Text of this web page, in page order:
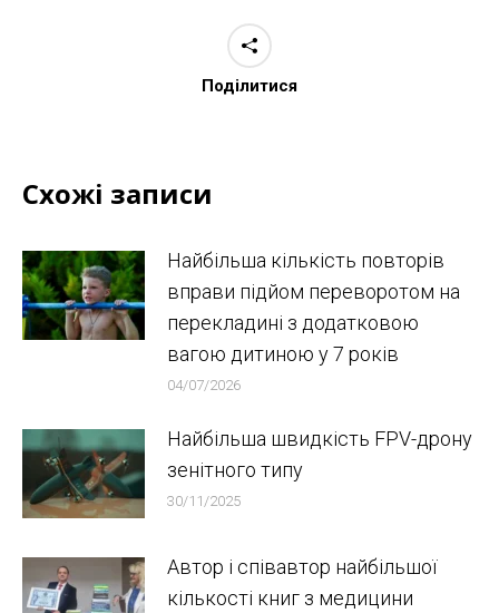
Поділитися
Схожі записи
Найбільша кількість повторів
вправи підйом переворотом на
перекладині з додатковою
вагою дитиною у 7 років
04/07/2026
Найбільша швидкість FPV-дрону
зенітного типу
30/11/2025
Автор і співавтор найбільшої
кількості книг з медицини